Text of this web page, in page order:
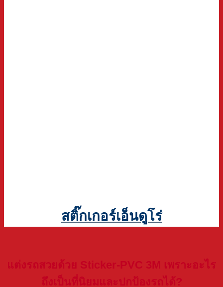
สติ๊กเกอร์เอ็นดูโร่
แต่งรถสวยด้วย Sticker-PVC 3M เพราะอะไร
ถึงเป็นที่นิยมและปกป้องรถได้?